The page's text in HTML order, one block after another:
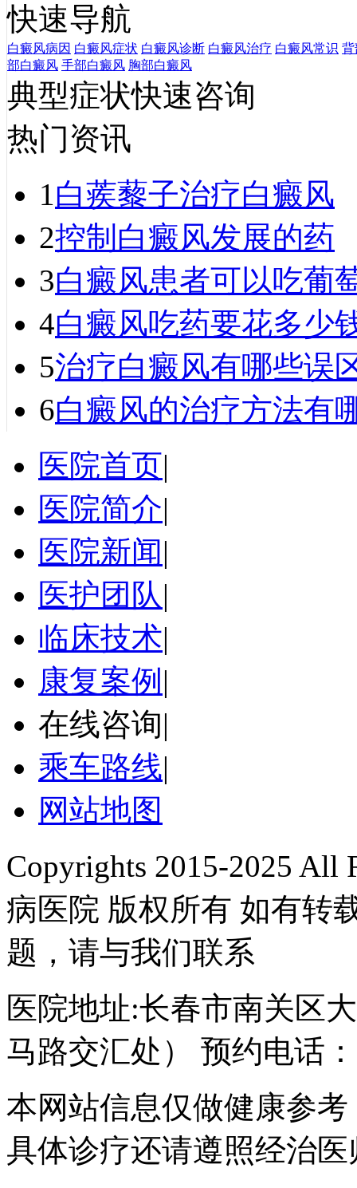
快速导航
白癜风病因 白癜风症状 白癜风诊断 白癜风治疗 白癜风常识 背
部白癜风 手部白癜风 胸部白癜风
典型症状快速咨询
热门资讯
1白蒺藜子治疗白癜风
2控制白癜风发展的药
3白癜风患者可以吃葡
4白癜风吃药要花多少
5治疗白癜风有哪些误
6白癜风的治疗方法有
医院首页|
医院简介|
医院新闻|
医护团队|
临床技术|
康复案例 |
在线咨询|
乘车路线|
网站地图
Copyrights 2015-2025 All
病医院 版权所有 如有转
题，请与我们联系
医院地址:长春市南关区
马路交汇处） 预约电话
本网站信息仅做健康参
具体诊疗还请遵照经治医